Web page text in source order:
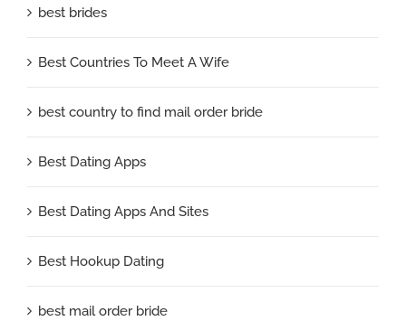
best brides
Best Countries To Meet A Wife
best country to find mail order bride
Best Dating Apps
Best Dating Apps And Sites
Best Hookup Dating
best mail order bride